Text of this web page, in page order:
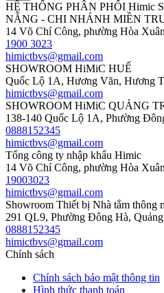
HỆ THỐNG PHÂN PHỐI Himic
NẴNG - CHI NHÁNH MIỀN
14 Võ Chí Công, phường Hòa
1900 3023
himictbvs@gmail.com
SHOWROOM HiMiC HUẾ
Quốc Lộ 1A, Hương Văn, Hương
himictbvs@gmail.com
SHOWROOM HiMiC QUẢNG
138-140 Quốc Lộ 1A, Phường
0888152345
himictbvs@gmail.com
Tổng công ty nhập khẩu Himic
14 Võ Chí Công, phường Hòa
19003023
himictbvs@gmail.com
Showroom Thiết bị Nhà tắm thông
291 QL9, Phường Đông Hà,
0888152345
himictbvs@gmail.com
Chính sách
Chính sách bảo mật thông tin
Hình thức thanh toán